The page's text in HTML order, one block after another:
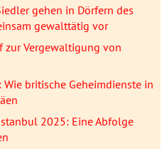
gehen in Dörfern des
gewalttätig vor
zur Vergewaltigung von
Wie britische Geheimdienste in
2025: Eine Abfolge